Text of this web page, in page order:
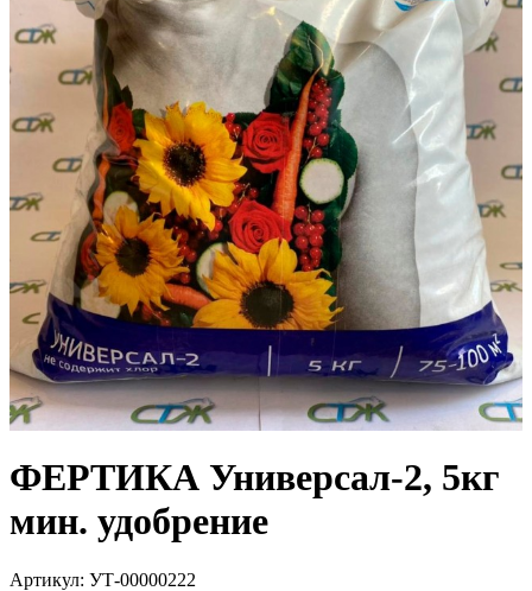
ФЕРТИКА Универсал-2, 5кг
мин. удобрение
Артикул: УТ-00000222